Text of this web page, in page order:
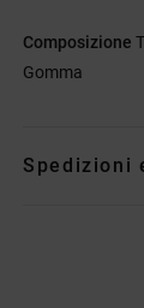
Composizione
Gomma
Spedizioni